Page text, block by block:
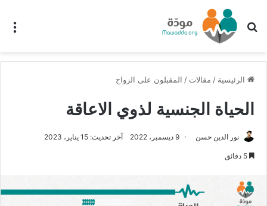
بحث عن
الرئيسية / مقالات / المقبلون على الزواج
الحياة الجنسية لذوي الاعاقة
نور الدين حسن 9 ديسمبر، 2022 آخر تحديث: 15 يناير، 2023